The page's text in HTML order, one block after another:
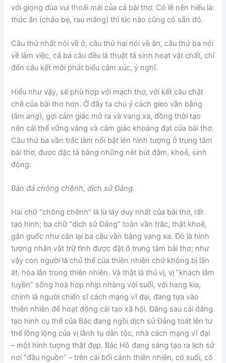
với giọng đùa vui thoải mái của cả bài thơ. Có lẽ nên hiểu là:
thức ăn (cháo bẹ, rau măng) thì lúc nào cũng có sẵn đó.
Câu thứ nhất nói về ở, câu thứ hai nói về ăn, câu thứ ba nói
về làm việc, cả ba câu đều là thuật tả sinh hoạt vật chất, chỉ
đến câu kết mới phát biểu cảm xúc, ý nghĩ.
Hiểu như vậy, sẽ phù hợp với mạch thơ, với kết câu chặt
chẽ của bài thơ hơn. Ở đây ta chú ý cách gieo vần bằng
(âmang), gợi cảm giác mở ra và vang xa, đồng thời tạo
nên cái thế vững vàng và cảm giác khoáng đạt của bài thơ.
Câu thứ ba vần trắc làm nổi bật lên hình tượng ở trung tâm
bài thơ, được đặc tả bằng những nét bút đậm, khoẻ, sinh
động:
Bàn đá chông chênh, dịch sử Đảng.
Hai chữ “chông chênh” là lừ láy duy nhất của bài thơ, rất
tạo hình; ba chữ “dịch sử Đảng” toàn vần trắc, thật khoẻ,
gân guốc như cân lại ba câu vần bằng vang xa. Đó là hình
tượng nhân vật trữ tình được đặt ở trung tâm bài thơ; như
vậy con người là chủ thể của thiên nhiên chứ không bị lấn
át, hòa lẫn trong thiên nhiên. Và thật là thú vị, vị “khách lâm
tuyền” sống hoà hợp nhịp nhàng với suối, với hang kia,
chính là người chiến sĩ cách mạng vĩ đại, đang tựa vào
thiên nhiên để hoạt động cải tạo xã hội. Đằng sau cái dáng
tạo hình cụ thể của Bác đang ngồi dịch sử Đảng toát lên tư
thế lồng lộng của vị lãnh tụ dân tộc, nhà cách mạng vĩ đại
– một hình tượng thật đẹp. Bác Hồ đang sáng tạo ra lịch sử
nơi “đầu nguồn” – trên cái bối cảnh thiên nhiên, có suối, có